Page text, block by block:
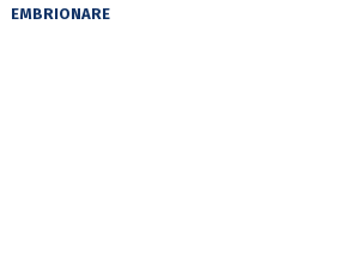
EMBRIONARE